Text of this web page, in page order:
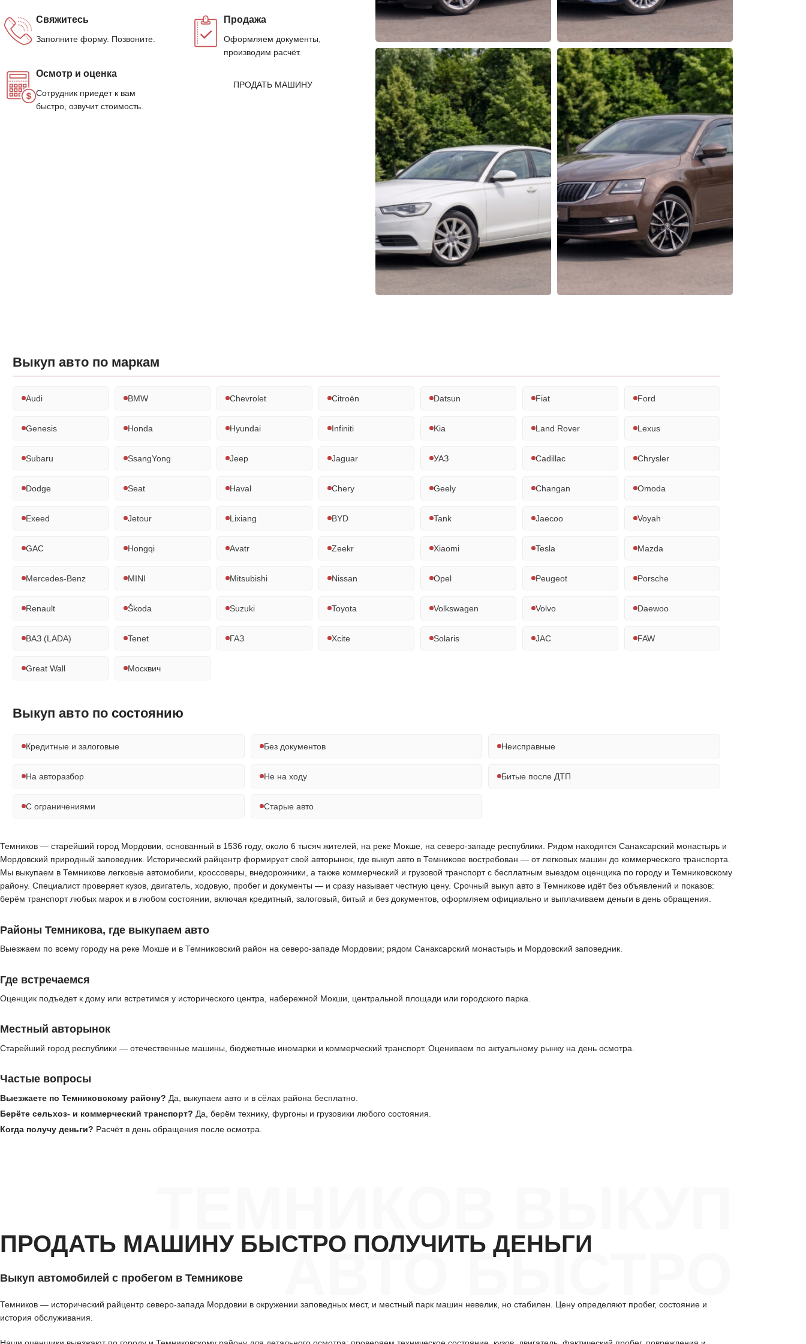
Свяжитесь
Заполните форму. Позвоните.
Осмотр и оценка
Сотрудник приедет к вам
быстро, озвучит стоимость.
Продажа
Оформляем документы,
производим расчёт.
ПРОДАТЬ МАШИНУ
Выкуп авто по маркам
Audi BMW Chevrolet Citroën Datsun Fiat Ford
Genesis Honda Hyundai Infiniti Kia Land Rover Lexus
Subaru SsangYong Jeep Jaguar УАЗ Cadillac Chrysler
Dodge Seat Haval Chery Geely Changan Omoda
Exeed Jetour Lixiang BYD Tank Jaecoo Voyah
GAC Hongqi Avatr Zeekr Xiaomi Tesla Mazda
Mercedes-Benz MINI Mitsubishi Nissan Opel Peugeot Porsche
Renault Škoda Suzuki Toyota Volkswagen Volvo Daewoo
ВАЗ (LADA) Tenet ГАЗ Xcite Solaris JAC FAW
Great Wall Москвич
Выкуп авто по состоянию
Кредитные и залоговые Без документов Неисправные
На авторазбор Не на ходу Битые после ДТП
С ограничениями Старые авто
Темников — старейший город Мордовии, основанный в 1536 году, около 6 тысяч жителей, на реке Мокше, на северо-западе республики. Рядом находятся Санаксарский монастырь и
Мордовский природный заповедник. Исторический райцентр формирует свой авторынок, где выкуп авто в Темникове востребован — от легковых машин до коммерческого транспорта.
Мы выкупаем в Темникове легковые автомобили, кроссоверы, внедорожники, а также коммерческий и грузовой транспорт с бесплатным выездом оценщика по городу и Темниковскому
району. Специалист проверяет кузов, двигатель, ходовую, пробег и документы — и сразу называет честную цену. Срочный выкуп авто в Темникове идёт без объявлений и показов:
берём транспорт любых марок и в любом состоянии, включая кредитный, залоговый, битый и без документов, оформляем официально и выплачиваем деньги в день обращения.
Районы Темникова, где выкупаем авто
Выезжаем по всему городу на реке Мокше и в Темниковский район на северо-западе Мордовии; рядом Санаксарский монастырь и Мордовский заповедник.
Где встречаемся
Оценщик подъедет к дому или встретимся у исторического центра, набережной Мокши, центральной площади или городского парка.
Местный авторынок
Старейший город республики — отечественные машины, бюджетные иномарки и коммерческий транспорт. Оцениваем по актуальному рынку на день осмотра.
Частые вопросы
Выезжаете по Темниковскому району? Да, выкупаем авто и в сёлах района бесплатно.
Берёте сельхоз- и коммерческий транспорт? Да, берём технику, фургоны и грузовики любого состояния.
Когда получу деньги? Расчёт в день обращения после осмотра.
АВТО БЫСТРО
ПРОДАТЬ МАШИНУ БЫСТРО ПОЛУЧИТЬ ДЕНЬГИ
Выкуп автомобилей с пробегом в Темникове
Темников — исторический райцентр северо-запада Мордовии в окружении заповедных мест, и местный парк машин невелик, но стабилен. Цену определяют пробег, состояние и
история обслуживания.